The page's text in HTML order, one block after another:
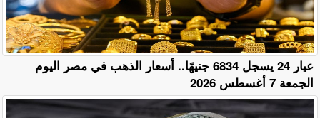
عيار 24 يسجل 6834 جنيهًا.. أسعار الذهب في مصر اليوم
الجمعة 7 أغسطس 2026